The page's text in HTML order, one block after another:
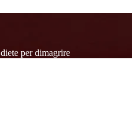
diete per dimagrire